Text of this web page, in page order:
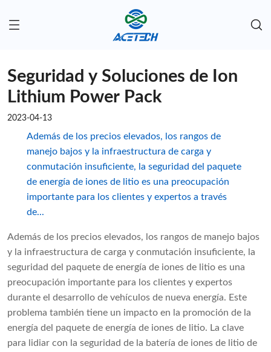
Seguridad y Soluciones de Ion
Lithium Power Pack
2023-04-13
Además de los precios elevados, los rangos de
manejo bajos y la infraestructura de carga y
conmutación insuficiente, la seguridad del paquete
de energía de iones de litio es una preocupación
importante para los clientes y expertos a través
de...
Además de los precios elevados, los rangos de manejo bajos
y la infraestructura de carga y conmutación insuficiente, la
seguridad del paquete de energía de iones de litio es una
preocupación importante para los clientes y expertos
durante el desarrollo de vehículos de nueva energía. Este
problema también tiene un impacto en la promoción de la
energía del paquete de energía de iones de litio. La clave
para lidiar con la seguridad de la batería de iones de litio de